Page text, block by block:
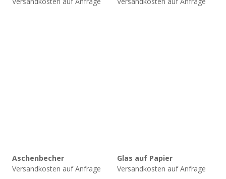
Aschenbecher
Versandkosten auf Anfrage
Glas auf Papier
Versandkosten auf Anfrage